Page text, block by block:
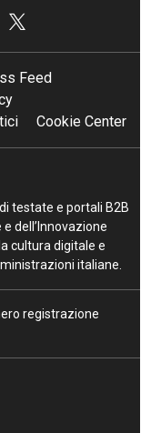
Feed
Cookie Center
testate e portali B2B
dell’Innovazione
cultura digitale e
italiane.
registrazione